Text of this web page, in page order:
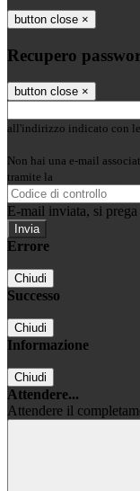
button close ×
Recupero
button close ×
all'indirizzo indicato con
Non hai una e-mail
tramite la
E-mail inviata, si
Errore
Chiudi
Successo
Chiudi
Informazione
Chiudi
Attendere...
Attendere il